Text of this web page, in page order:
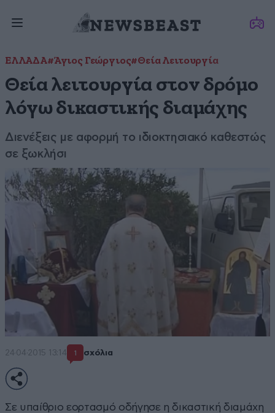
ΕΛΛΑΔΑ#Άγιος Γεώργιος#Θεία Λειτουργία
Θεία λειτουργία στον δρόμο
λόγω δικαστικής διαμάχης
Διενέξεις με αφορμή το ιδιοκτησιακό καθεστώς
σε ξωκλήσι
24·04·2015 13:14 1 σχόλια
Σε υπαίθριο εορτασμό οδήγησε η δικαστική διαμάχη